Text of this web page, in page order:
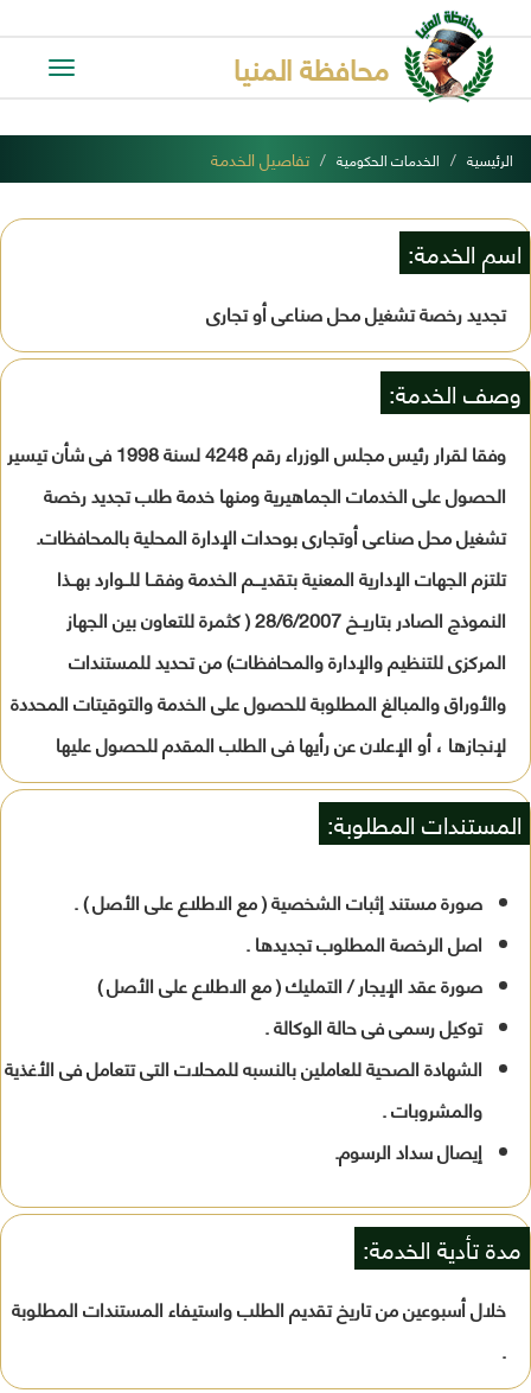
Toggle
محافظة المنيا
الرئيسية الخدمات الحكومية تفاصيل الخدمة
اسم الخدمة:
تجديد رخصة تشغيل محل صناعى أو تجارى
وصف الخدمة:
وفقا لقرار رئيس مجلس الوزراء رقم 4248 لسنة 1998 فى شأن تيسير
الحصول على الخدمات الجماهيرية ومنها خدمة طلب تجديد رخصة
تشغيل محل صناعى أوتجارى بوحدات الإدارة المحلية بالمحافظات.
تلتزم الجهات الإدارية المعنية بتقديـــم الخدمة وفقــا للــوارد بهــذا
النموذج الصادر بتاريــخ 28/6/2007 ( كثمرة للتعاون بين الجهاز
المركزى للتنظيم والإدارة والمحافظات) من تحديد للمستندات
والأوراق والمبالغ المطلوبة للحصول على الخدمة والتوقيتات المحددة
لإنجازها ، أو الإعلان عن رأيها فى الطلب المقدم للحصول عليها
المستندات المطلوبة:
صورة مستند إثبات الشخصية ( مع الاطلاع على الأصل ) .
اصل الرخصة المطلوب تجديدها .
صورة عقد الإيجار / التمليك ( مع الاطلاع على الأصل )
توكيل رسمى فى حالة الوكالة .
الشهادة الصحية للعاملين بالنسبه للمحلات التى تتعامل فى الأغذية
والمشروبات .
إيصال سداد الرسوم.
مدة تأدية الخدمة:
خلال أسبوعين من تاريخ تقديم الطلب واستيفاء المستندات المطلوبة
.